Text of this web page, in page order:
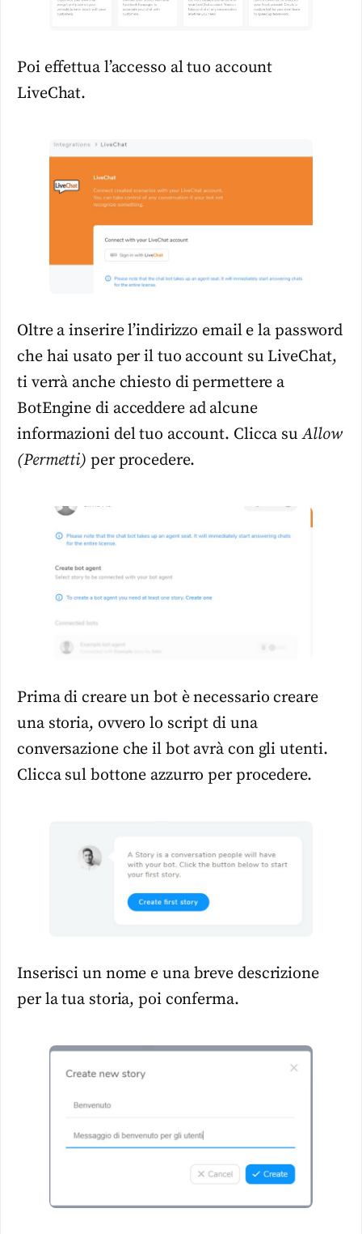
Poi effettua l’accesso al tuo account
LiveChat.
Oltre a inserire l’indirizzo email e la password
che hai usato per il tuo account su LiveChat,
ti verrà anche chiesto di permettere a
BotEngine di acceddere ad alcune
informazioni del tuo account. Clicca suAllow
(Permetti) per procedere.
Prima di creare un bot è necessario creare
una storia, ovvero lo script di una
conversazione che il bot avrà con gli utenti.
Clicca sul bottone azzurro per procedere.
Inserisci un nome e una breve descrizione
per la tua storia, poi conferma.